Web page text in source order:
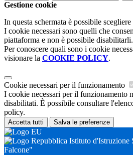
Gestione cookie
In questa schermata è possibile
I cookie necessari sono quelli che
piattaforma e non è possibile disabilitarli.
Per conoscere quali sono i cookie
visionare la COOKIE POLICY.
Cookie necessari per il funzionamento
I cookie necessari per il funzionamento
disabilitati. È possibile consultare
policy.
Accetta tutti Salva le preferenze
Istituto d'Istruzione
Falcone"